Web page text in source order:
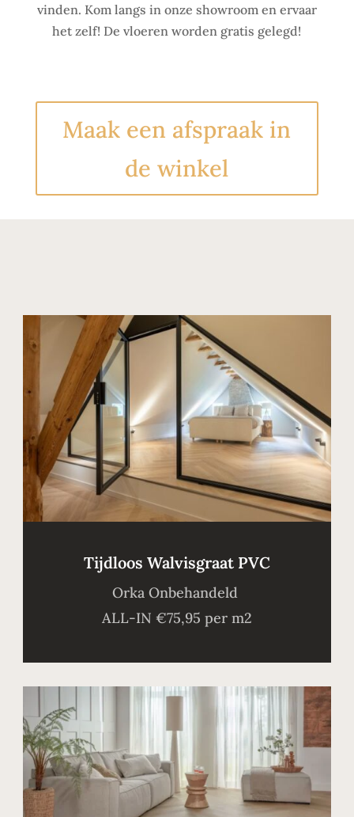
vinden. Kom langs in onze showroom en ervaar
het zelf! De vloeren worden gratis gelegd!
Maak een afspraak in
de winkel
Tijdloos Walvisgraat PVC
Orka Onbehandeld
ALL-IN €75,95 per m2